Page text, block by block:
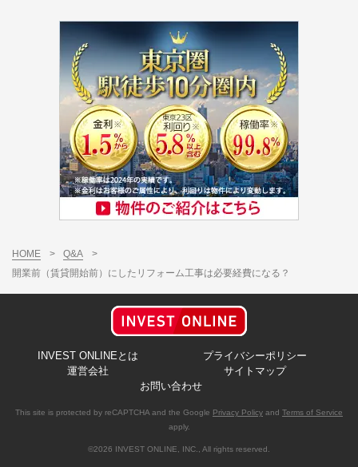
HOME > Q&A
>
開業前（賃貸開始前）にしたリフォーム工事は必要経費になる？
INVEST ONLINEとは
プライバシーポリシー
運営会社
サイトマップ
お問い合わせ
This site is protected by reCAPTCHA and the Google Privacy Policy and Terms of Service
apply.
©2026 INVEST ONLINE, INC., All rights reserved.